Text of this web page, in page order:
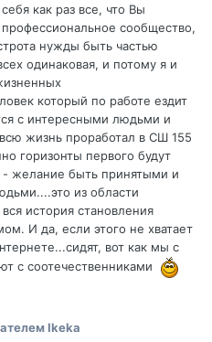
как раз все, что Вы
сообщество,
нужды быть частью
одинаковая, и потому я и
который по работе ездит
с интересными людьми и
жизнь проработал в СШ 155
горизонты первого будут
желание быть принятыми и
из области
история становления
И да, если этого не хватает
вот как мы с
с соотечественниками
Ikeka